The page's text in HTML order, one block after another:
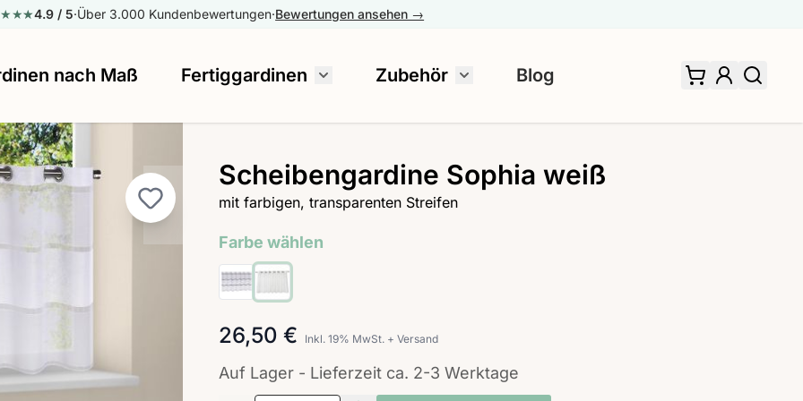
★
★4.9 / 5·Über 3.000 Kundenbewertungen·Bewertungen ansehen →
nach Maß Fertiggardinen
Untermenü für Fertiggardinen umschalten
Zubehör
Untermenü für Zubehör umschalten
Blog
Scheibengardine Sophia weiß
mit farbigen, transparenten Streifen
Farbe wählen
26,50 € Inkl. 19% MwSt. + Versand
Auf Lager - Lieferzeit ca. 2-3 Werktage